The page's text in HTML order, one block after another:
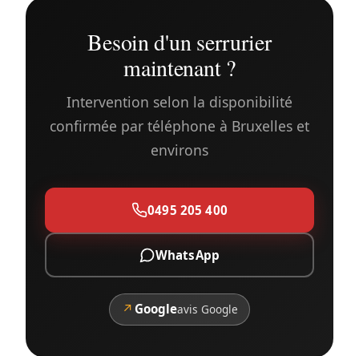
Besoin d'un serrurier
maintenant ?
Intervention selon la disponibilité
confirmée par téléphone à Bruxelles et
environs
0495 205 400
WhatsApp
↗ Googleavis Google